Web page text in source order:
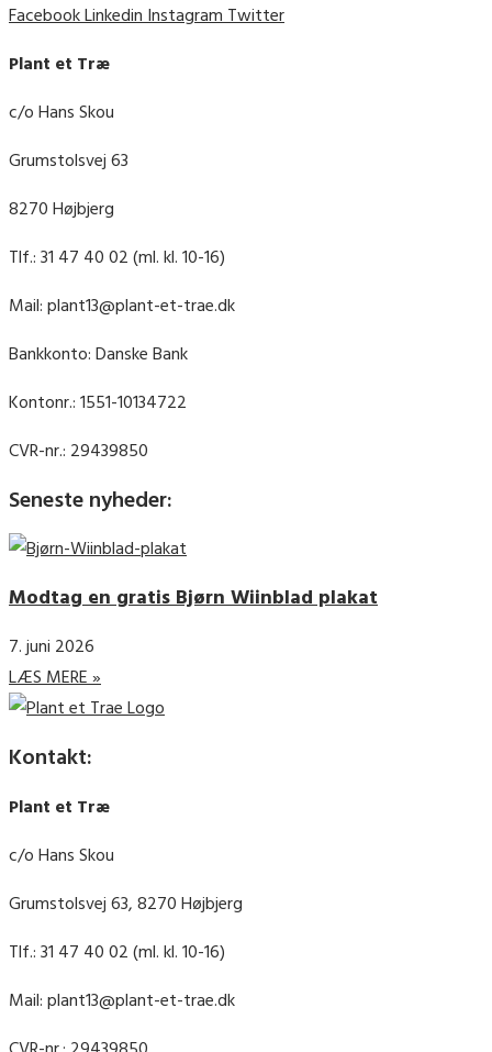
FacebookLinkedinInstagramTwitter
Plant et Træ
c/o Hans Skou
Grumstolsvej 63
8270 Højbjerg
Tlf.: 31 47 40 02 (ml. kl. 10-16)
Mail: plant13@plant-et-trae.dk
Bankkonto: Danske Bank
Kontonr.: 1551-10134722
CVR-nr.: 29439850
Seneste nyheder:
Modtag en gratis Bjørn Wiinblad plakat
7. juni 2026
LÆS MERE »
Kontakt:
Plant et Træ
c/o Hans Skou
Grumstolsvej 63, 8270 Højbjerg
Tlf.: 31 47 40 02 (ml. kl. 10-16)
Mail: plant13@plant-et-trae.dk